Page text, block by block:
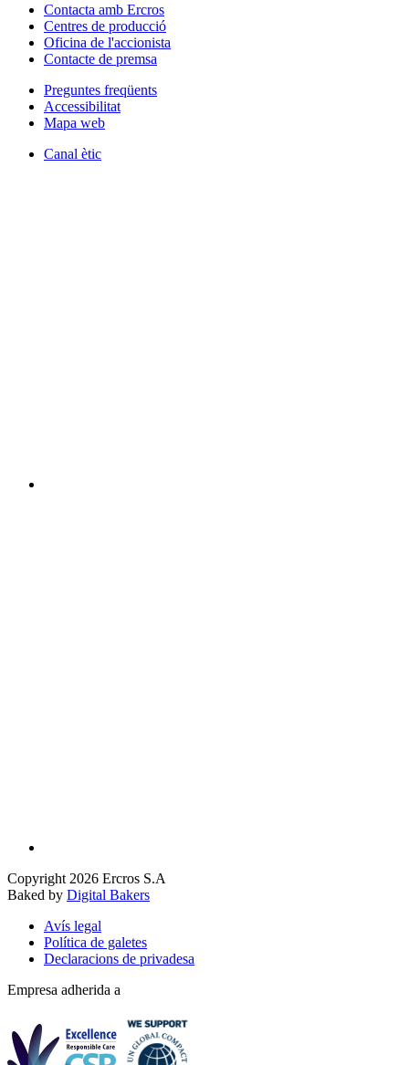
Contacta amb Ercros
Centres de producció
Oficina de l'accionista
Contacte de premsa
Preguntes freqüents
Accessibilitat
Mapa web
Canal ètic
Copyright 2026 Ercros S.A
Baked by Digital Bakers
Avís legal
Política de galetes
Declaracions de privadesa
Empresa adherida a